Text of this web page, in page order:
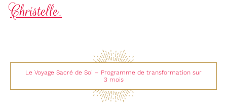
Christelle.
Le Voyage Sacré de Soi – Programme de transformation sur
3 mois